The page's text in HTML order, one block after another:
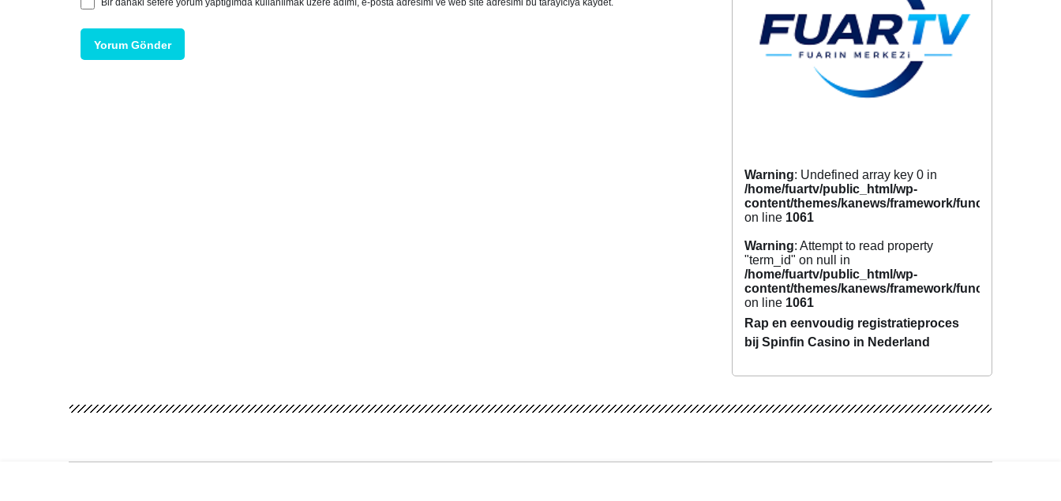
Yorum Gönder
Warning: Undefined array key 0 in
/home/fuartv/public_html/wp-
content/themes/kanews/framework/functions/
on line 1061
Warning: Attempt to read property
"term_id" on null in
/home/fuartv/public_html/wp-
content/themes/kanews/framework/functions/
on line 1061
Rap en eenvoudig registratieproces
bij Spinfin Casino in Nederland